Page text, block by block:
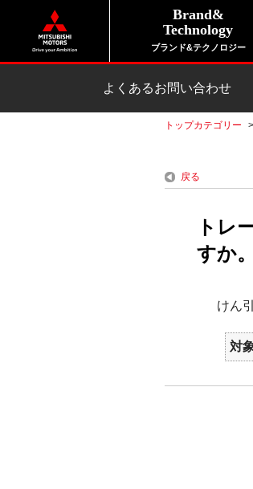
Brand&
Technology
ブランド&テクノロジー
よくあるお問い合わせ
トップカテゴリー >
戻る
トレ
すか
けん
対